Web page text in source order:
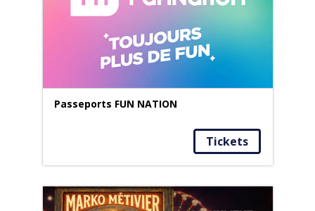
Passeports FUN NATION
Tickets